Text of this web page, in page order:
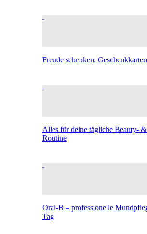
Freude schenken:
Alles für deine tägliche Beauty-
Routine
Oral-B – professionelle
Tag